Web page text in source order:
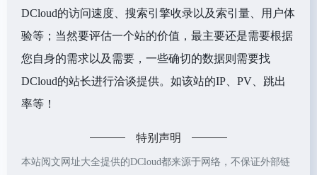
DCloud的访问速度、搜索引擎收录以及索引量、用户体
验等；当然要评估一个站的价值，最主要还是需要根据
您自身的需求以及需要，一些确切的数据则需要找
DCloud的站长进行洽谈提供。如该站的IP、PV、跳出
率等！
特别声明
本站阅文网址大全提供的DCloud都来源于网络，不保证外部链